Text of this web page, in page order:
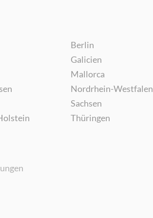
Berlin
Galicien
Mallorca
Nordrhein-Westfalen
Sachsen
Thüringen